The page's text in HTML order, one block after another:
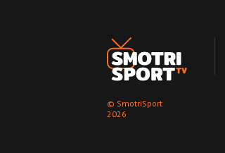
© SmotriSport
2026